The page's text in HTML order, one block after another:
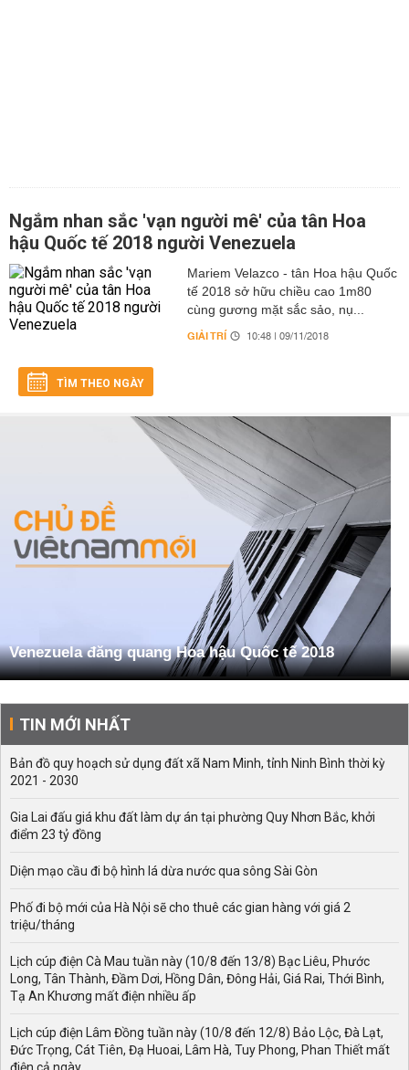
Ngắm nhan sắc 'vạn người mê' của tân Hoa
hậu Quốc tế 2018 người Venezuela
Mariem Velazco - tân Hoa hậu Quốc
tế 2018 sở hữu chiều cao 1m80
cùng gương mặt sắc sảo, nụ...
GIẢI TRÍ 10:48 | 09/11/2018
TÌM THEO NGÀY
Venezuela đăng quang Hoa hậu Quốc tế 2018
TIN MỚI NHẤT
Bản đồ quy hoạch sử dụng đất xã Nam Minh, tỉnh Ninh Bình thời kỳ
2021 - 2030
Gia Lai đấu giá khu đất làm dự án tại phường Quy Nhơn Bắc, khởi
điểm 23 tỷ đồng
Diện mạo cầu đi bộ hình lá dừa nước qua sông Sài Gòn
Phố đi bộ mới của Hà Nội sẽ cho thuê các gian hàng với giá 2
triệu/tháng
Lịch cúp điện Cà Mau tuần này (10/8 đến 13/8) Bạc Liêu, Phước
Long, Tân Thành, Đầm Dơi, Hồng Dân, Đông Hải, Giá Rai, Thới Bình,
Tạ An Khương mất điện nhiều ấp
Lịch cúp điện Lâm Đồng tuần này (10/8 đến 12/8) Bảo Lộc, Đà Lạt,
Đức Trọng, Cát Tiên, Đạ Huoai, Lâm Hà, Tuy Phong, Phan Thiết mất